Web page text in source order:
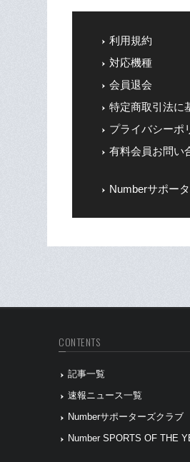
利用規約
対応機種
会員退会
特定商取引法に
プライバシーポ
有料会員お問い
Numberサポー
CONTENTS
記事一覧
速報ニュース一覧
Numberサポーターズクラブ
Number SPORTS OF THE